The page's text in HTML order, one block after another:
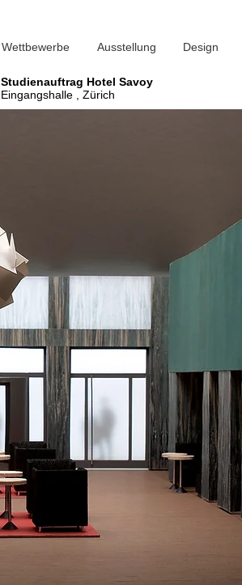
Wettbewerbe Ausstellung Design
Studienauftrag Hotel Savoy
Eingangshalle , Zürich